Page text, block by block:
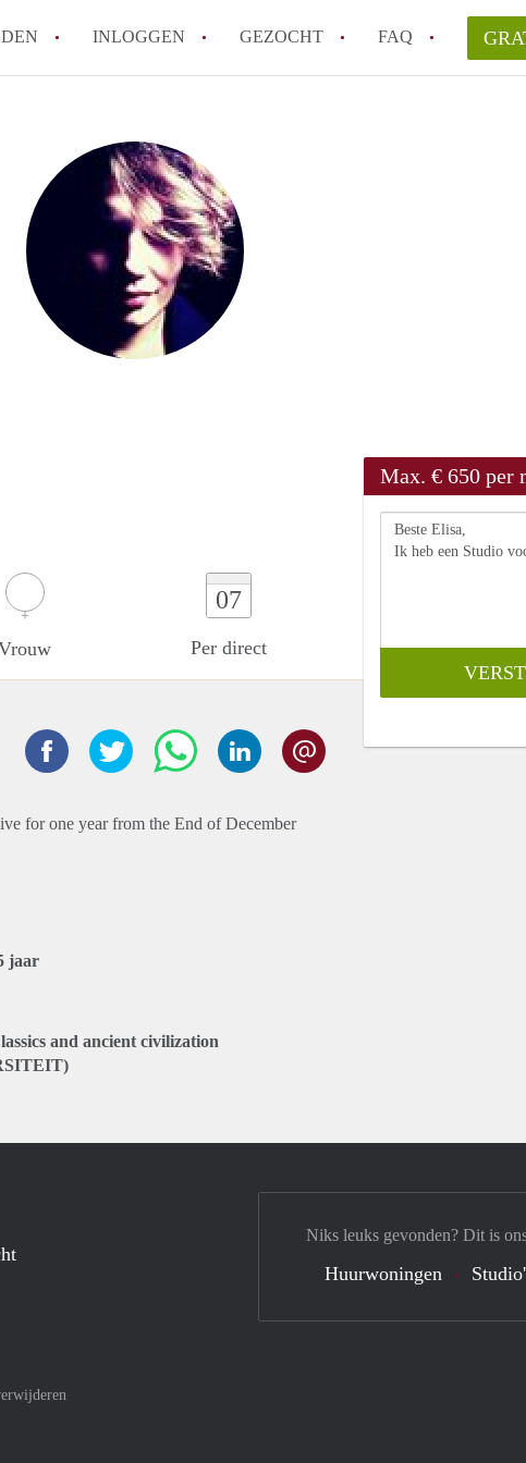
INLOGGEN GEZOCHT FAQ
Wat is KamersLeiden?
Wat is de privacyverklaring van KamersLeiden?
Berekent KamersLeiden makelaarsvergoeding/
Alle veelgestelde vragen
07
Per direct
Max. € 650 per
for one year from the End of December
jaar
and ancient civilization
Meastro
Niks leuks gevonden? Dit is
Huurwoningen